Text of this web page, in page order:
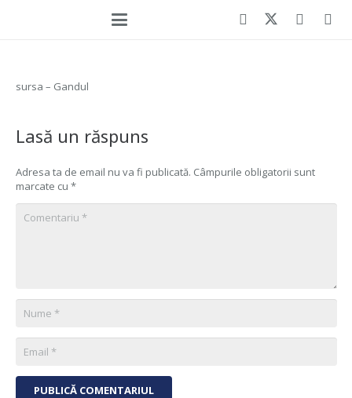
sursa – Gandul
Lasă un răspuns
Adresa ta de email nu va fi publicată. Câmpurile obligatorii sunt
marcate cu *
PUBLICĂ COMENTARIUL